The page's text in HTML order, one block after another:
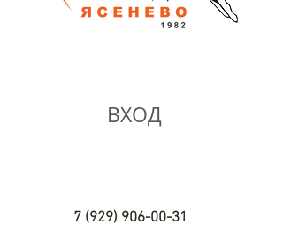
ВХОД
7 (929) 906-00-31